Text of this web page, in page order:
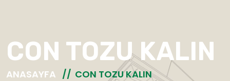
CON TOZU KALIN
ANASAYFA CON TOZU KALIN